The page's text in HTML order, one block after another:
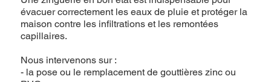
évacuer correctement les eaux de pluie et protéger la
maison contre les infiltrations et les remontées
capillaires.
Nous intervenons sur :
- la pose ou le remplacement de gouttières zinc ou